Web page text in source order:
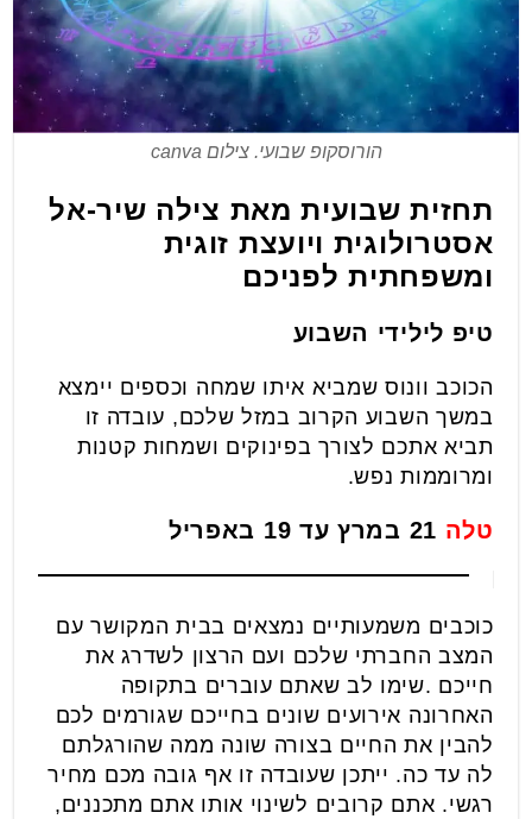
הורוסקופ שבועי. צילום canva
תחזית שבועית מאת צילה שיר-אל
אסטרולוגית ויועצת זוגית
ומשפחתית לפניכם
טיפ לילידי השבוע
הכוכב וונוס שמביא איתו שמחה וכספים יימצא
במשך השבוע הקרוב במזל שלכם, עובדה זו
תביא אתכם לצורך בפינוקים ושמחות קטנות
ומרוממות נפש.
טלה
כוכבים משמעותיים נמצאים בבית המקושר עם
המצב החברתי שלכם ועם הרצון לשדרג את
חייכם .שימו לב שאתם עוברים בתקופה
האחרונה אירועים שונים בחייכם שגורמים לכם
להבין את החיים בצורה שונה ממה שהורגלתם
לה עד כה. ייתכן שעובדה זו אף גובה מכם מחיר
רגשי. אתם קרובים לשינוי אותו אתם מתכננים,